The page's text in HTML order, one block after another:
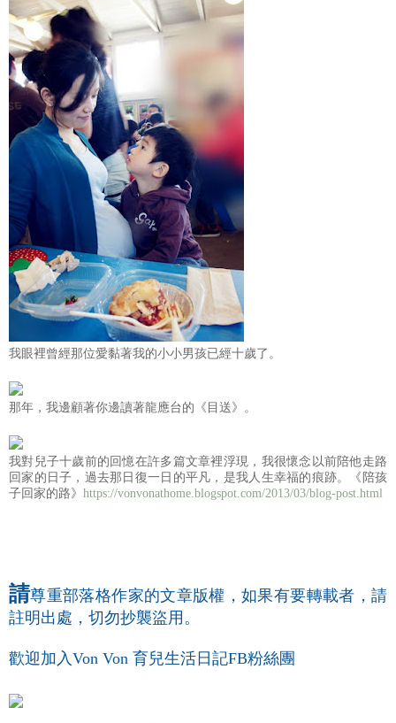
我眼裡曾經那位愛黏著我的小小男孩已經十歲了。
那年，我邊顧著你邊讀著龍應台的《目送》。
我對兒子十歲前的回憶在許多篇文章裡浮現，我很懷念以前陪他走路
回家的日子，過去那日復一日的平凡，是我人生幸福的痕跡。《陪孩
子回家的路》 https://vonvonathome.blogspot.com/2013/03/blog-post.html
請尊重部落格作家的文章版權，如果有要轉載者，請
註明出處，切勿抄襲盜用。
歡迎加入Von Von 育兒生活日記FB粉絲團